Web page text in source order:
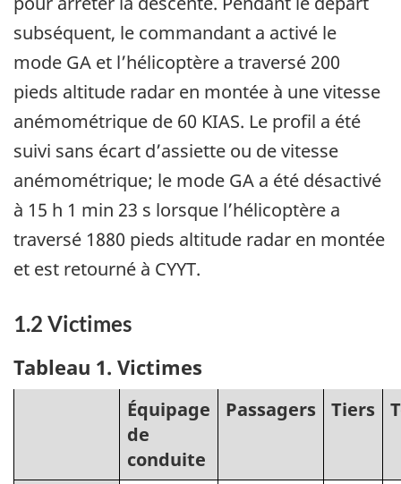
subséquent, le commandant a activé le
mode GA et l’hélicoptère a traversé 200
pieds altitude radar en montée à une vitesse
anémométrique de 60 KIAS. Le profil a été
suivi sans écart d’assiette ou de vitesse
anémométrique; le mode GA a été désactivé
à 15 h 1 min 23 s lorsque l’hélicoptère a
traversé 1880 pieds altitude radar en montée
et est retourné à CYYT.
1.2 Victimes
Tableau 1. Victimes
Équipage
de
conduite
Passagers Tiers